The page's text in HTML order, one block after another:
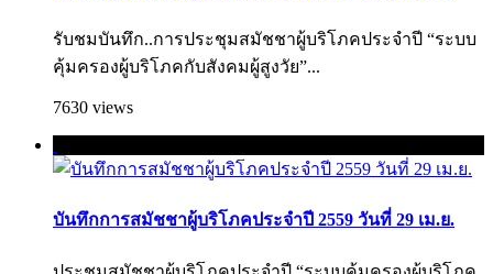
รับชมบันทึก..การประชุมสมัชชาผู้บริโภคประจำปี “ระบบ
คุ้มครองผู้บริโภคกับสังคมผู้สูงวัย”...
7630 views
บันทึกการสมัชชาผู้บริโภคประจำปี 2559 วันที่ 29 เม.ย.